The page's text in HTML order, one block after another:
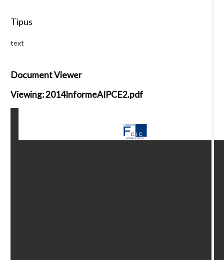
Tipus
text
Document Viewer
Viewing: 2014InformeAIPCE2.pdf